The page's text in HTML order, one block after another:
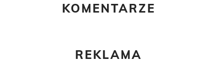
KOMENTARZE
REKLAMA